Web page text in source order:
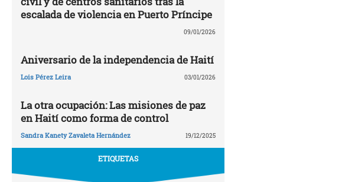
escalada de violencia en Puerto Príncipe
09/01/2026
Aniversario de la independencia de Haití
Lois Pérez Leira 03/01/2026
La otra ocupación: Las misiones de paz
en Haití como forma de control
Sandra Kanety Zavaleta Hernández 19/12/2025
ETIQUETAS